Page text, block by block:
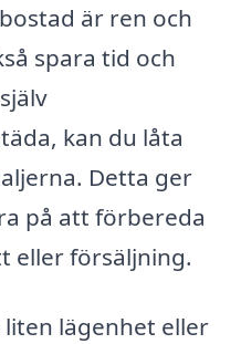
är ren och
spara tid och
kan du låta
Detta ger
på att förbereda
eller försäljning.
lägenhet eller